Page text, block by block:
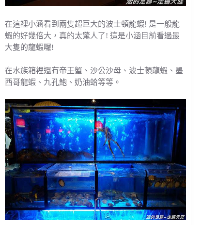
在這裡小涵看到兩隻超巨大的波士頓龍蝦! 是一般龍
蝦的好幾倍大，真的太驚人了! 這是小涵目前看過最
大隻的龍蝦囉!
在水族箱裡還有帝王蟹、沙公沙母、波士頓龍蝦、墨
西哥龍蝦、九孔鮑、奶油蛤等等。